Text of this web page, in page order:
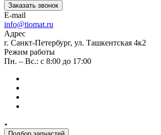
Заказать звонок
E-mail
info@tiomat.ru
Адрес
г. Санкт-Петербург, ул. Ташкентская 4к2
Режим работы
Пн. – Вс.: с 8:00 до 17:00